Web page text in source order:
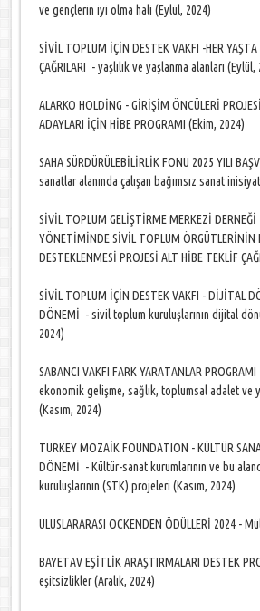
ve gençlerin iyi olma hali (Eylül, 2024)
SİVİL TOPLUM İÇİN DESTEK VAKFI -HER
ÇAĞRILARI - yaşlılık ve yaşlanma alanları (Eylül,
ALARKO HOLDİNG - GİRİŞİM ÖNCÜLERİ
ADAYLARI İÇİN HİBE PROGRAMI (Ekim, 2024)
SAHA SÜRDÜRÜLEBİLİRLİK FONU 2025 YILI
sanatlar alanında çalışan bağımsız sanat
SİVİL TOPLUM GELİŞTİRME MERKEZİ
YÖNETİMİNDE SİVİL TOPLUM ÖRGÜTLERİNİN
DESTEKLENMESİ PROJESİ ALT HİBE TEKLİF
SİVİL TOPLUM İÇİN DESTEK VAKFI - DİJİTAL
DÖNEMİ - sivil toplum kuruluşlarının dijital
2024)
SABANCI VAKFI FARK YARATANLAR
ekonomik gelişme, sağlık, toplumsal adalet ve
(Kasım, 2024)
TURKEY MOZAİK FOUNDATION - KÜLTÜR
DÖNEMİ - Kültür-sanat kurumlarının ve bu
kuruluşlarının (STK) projeleri (Kasım, 2024)
ULUSLARARASI OCKENDEN ÖDÜLLERİ 2024 -
BAYETAV EŞİTLİK ARAŞTIRMALARI DESTEK
eşitsizlikler (Aralık, 2024)